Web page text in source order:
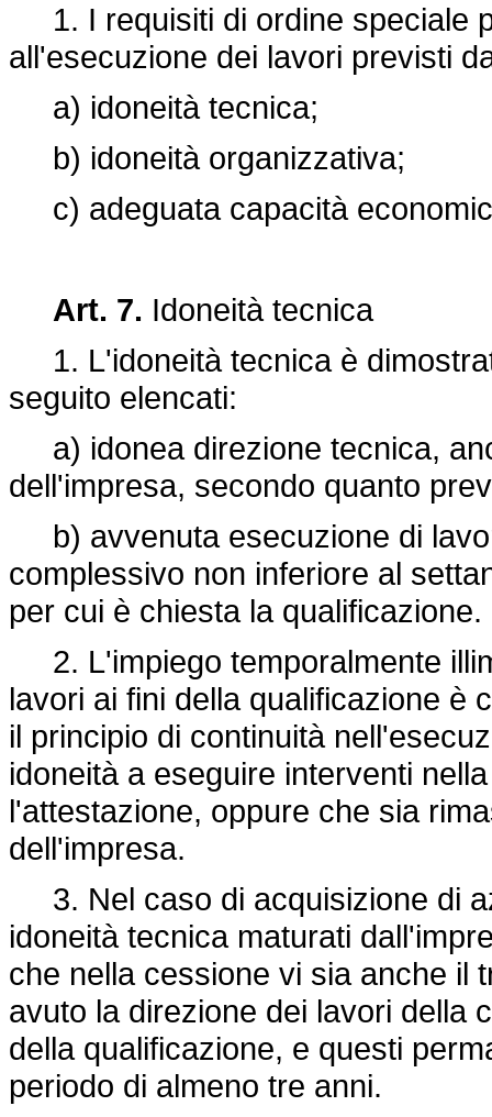
1. I requisiti di ordine speciale
all'esecuzione dei lavori previsti
a) idoneità tecnica;
b) idoneità organizzativa;
c) adeguata capacità
Art. 7. Idoneità tecnica
1. L'idoneità tecnica è
seguito elencati:
a) idonea direzione tecnica,
dell'impresa, secondo quanto
b) avvenuta esecuzione di
complessivo non inferiore al
per cui è chiesta la qualificazione.
2. L'impiego temporalmente
lavori ai fini della qualificazione è
il principio di continuità
idoneità a eseguire interventi
l'attestazione, oppure che sia
dell'impresa.
3. Nel caso di acquisizione di
idoneità tecnica maturati
che nella cessione vi sia anche il
avuto la direzione dei lavori della
della qualificazione, e questi
periodo di almeno tre anni.